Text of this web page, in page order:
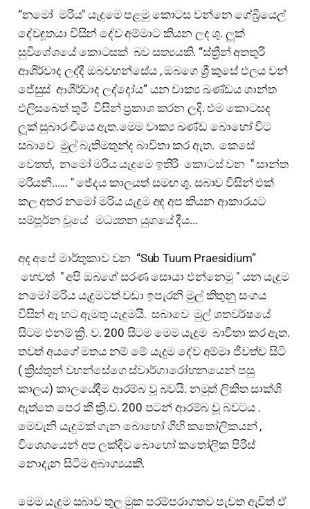
“නමෝ මරිය" යැදුමෙ පළමු කොටස වන්නෙ ගේබ්‍රියෙල්
දේවදූතයා විසින් දේව අම්මාට කියන ලද ශු. ලූක්
සුවිශේශයේ කොටසක් බව සත්‍යයකි. “ස්ත්‍රීන් අතතුරි
ආශිර්වාද ලද්දී ඔබවහන්සේය , ඔබගෙ ශ්‍රී කුසේ ඵලය වන්
ජේසුස් ආශීර්වාද ලද්දෝය” යන වාක්‍ය ඛණ්ඩය ශාන්ත
එලිසබෙත් තුමී විසින් ප්‍රකාශ කරන ලදි. එම කොටසද
ලූක් සුබාරංචියෙ ඇත.මෙම වාක්‍ය ඛණ්ඩ බොහෝ විට
සබාවෙ මුල් බැතිමතුන්ද බාවිතා කර ඇත. කෙසේ
වෙතත්, නමෝ මරිය යැදුමෙ ඉතිරි කොටස් වන " සාන්ත
මරියනී...... " ජේදය කාලයත් සමඟ ශු. සබාව විසින් එක්
කල අතර නමෝ මරිය යැදුම අද අප කියන ආකාරයට
සම්පූර්න වූයේ මධ්‍යතන යුගයේ දීය...
අද අපේ මාර්තුකාව වන “Sub Tuum Praesidium”
හෙවත් " අපි ඔබගේ සරණ සොයා එන්නෙමු " යන යැදුම
නමෝ මරිය යැදුමටත් වඩා ඉපැරනි මුල් කිතුනු සංගය
විසින් ඈ හට ඇමතු යැදුමයි. සබාවෙ මුල් ශතවර්ෂයේ
සිටම එනම් ක්‍රි. ව. 200 සිටම මෙම යැදුම බාවිතා කර ඇත.
තවත් අයගේ මතය නම් මේ යැදුම දේව අම්මා ජීවත්ව සිටි
( ක්‍රිස්තුන් වහන්සේගෙ ස්වාර්ගාරෝහනයෙන් පසු
කාලය) කාලයේදීම ආරම්බ වූ බවයි. නමුත් ලිකිත සාක්ශි
ඇත්තෙ පෙර කී ක්‍රි.ව. 200 පටන් ආරම්බ වූ බවටය .
මෙවැනි යැදුමක් ගැන බොහෝ ගිහි කතෝලිකයන් ,
විශෙශයෙන් අප ලක්දිව බොහෝ කතෝලික පිරිස්
නොදැන සිටීම අබාග්‍යයකි.
මෙම යැදුම සබාව තුල මුක පරම්පරාගතව පැවත ඇවිත් ඒ